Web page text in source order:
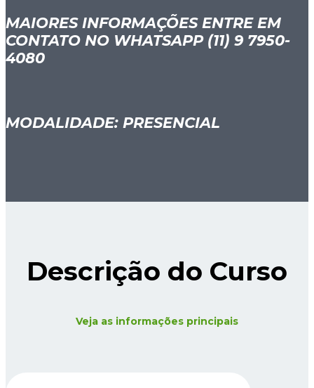
MAIORES INFORMAÇÕES ENTRE EM
CONTATO NO WHATSAPP (11) 9 7950-
4080
MODALIDADE: PRESENCIAL
Descrição do Curso
Veja as informações principais